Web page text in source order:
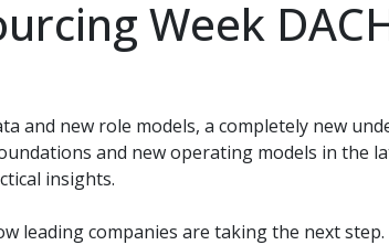
Week
and new role models, a completely new
and new operating models in the
insights.
leading companies are taking the next step.